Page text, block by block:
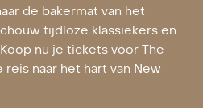
de bakermat van het
tijdloze klassiekers en
nu je tickets voor The
reis naar het hart van New